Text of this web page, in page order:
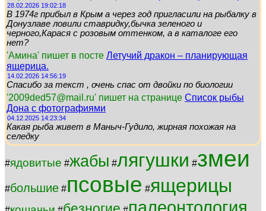
28.02.2026 19:02:18
В 1974г прибыл в Крым а через год пригласили на рыбалку в
Донузлаве ловили ставридку,бычка зеленого и
черного,Карася с розовым оттенком, а в каталоге его
нет?
'Амина' пишет в посте Летучий дракон – планирующая
ящерица.
14.02.2026 14:56:19
Спасибо за текст , очень спас от двойки по биологии
'2009ded57@mail.ru' пишет на странице Список рыбы
Дона с фотографиями
04.12.2025 14:23:34
Какая рыба живет в Маныч-Гудило, жирная похожая на
селедку
#ядовитые #жабы #лягушки #змеи
#большие #псовые #ящерицы